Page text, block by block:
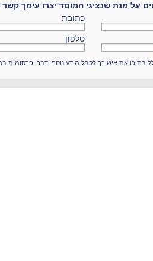
על מנת שנציגי המוסד יצרו עימך
כתובת
טלפון
בתוכו את אישורך לקבל מידע נוסף ודברי פרסומות